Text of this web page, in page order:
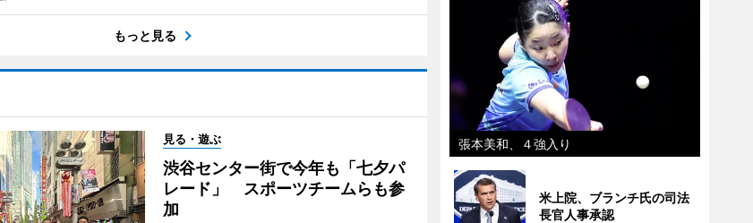
もっと見る
見る・遊ぶ
渋谷センター街で今年も「七夕パ
レード」 スポーツチームらも参
加
張本美和、４強入り
米上院、ブランチ氏の司法
長官人事承認